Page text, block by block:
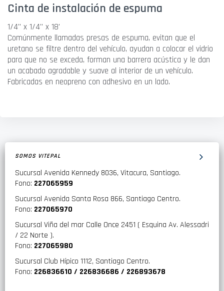
Cinta de instalación de espuma
1/4" x 1/4" x 18'
Comúnmente llamadas presas de espuma, evitan que el
uretano se filtre dentro del vehículo, ayudan a colocar el vidrio
para que no se exceda, forman una barrera acústica y le dan
un acabado agradable y suave al interior de un vehículo.
Fabricadas en neopreno con adhesivo en un lado.
SOMOS VITEPAL
Sucursal Avenida Kennedy 8036, Vitacura, Santiago.
Fono: 227065959
Sucursal Avenida Santa Rosa 866, Santiago Centro.
Fono: 227065970
Sucursal Viña del mar Calle Once 2451 ( Esquina Av. Alessadri
/ 22 Norte ).
Fono: 227065980
Sucursal Club Hípico 1112, Santiago Centro.
Fono: 226836610 / 226836686 / 226893678